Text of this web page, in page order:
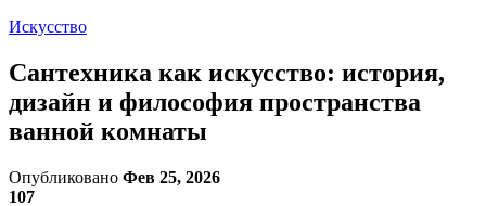
Искусство
Сантехника как искусство: история,
дизайн и философия пространства
ванной комнаты
Опубликовано Фев 25, 2026
107